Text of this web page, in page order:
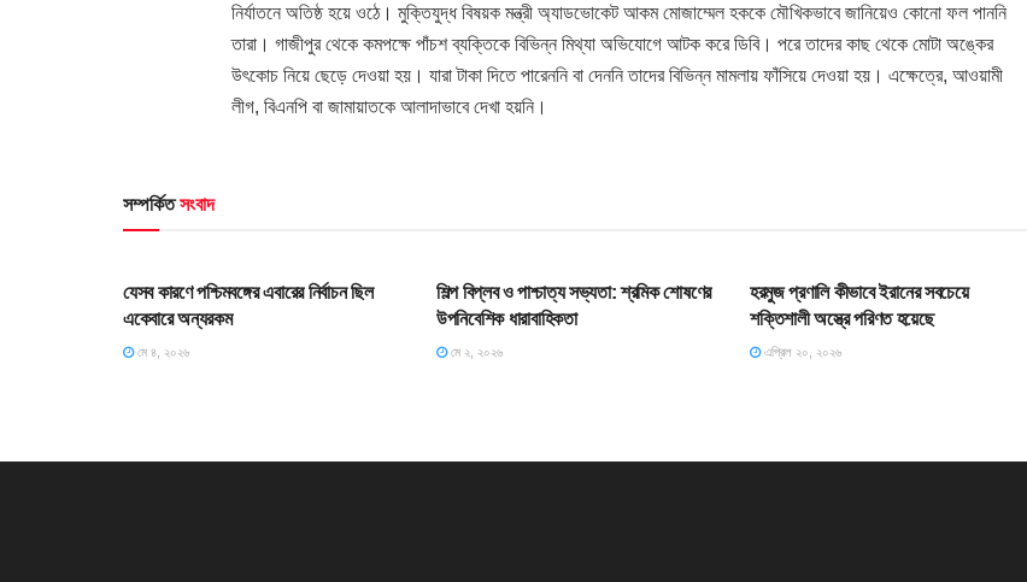
নির্যাতনে অতিষ্ঠ হয়ে ওঠে। মুক্তিযুদ্ধ বিষয়ক মন্ত্রী অ্যাডভোকেট আকম মোজাম্মেল হককে মৌখিকভাবে জানিয়েও কোনো ফল পাননি
তারা। গাজীপুর থেকে কমপক্ষে পাঁচশ ব্যক্তিকে বিভিন্ন মিথ্যা অভিযোগে আটক করে ডিবি। পরে তাদের কাছ থেকে মোটা অঙ্কের
উৎকোচ নিয়ে ছেড়ে দেওয়া হয়। যারা টাকা দিতে পারেননি বা দেননি তাদের বিভিন্ন মামলায় ফাঁসিয়ে দেওয়া হয়। এক্ষেত্রে, আওয়ামী
লীগ, বিএনপি বা জামায়াতকে আলাদাভাবে দেখা হয়নি।
সম্পর্কিতসংবাদ
যেসব কারণে পশ্চিমবঙ্গের এবারের নির্বাচন ছিল
একেবারে অন্যরকম
মে ৪, ২০২৬
শিল্প বিপ্লব ও পাশ্চাত্য সভ্যতা: শ্রমিক শোষণের
উপনিবেশিক ধারাবাহিকতা
মে ২, ২০২৬
হরমুজ প্রণালি কীভাবে ইরানের সবচেয়ে
শক্তিশালী অস্ত্রে পরিণত হয়েছে
এপ্রিল ২০, ২০২৬